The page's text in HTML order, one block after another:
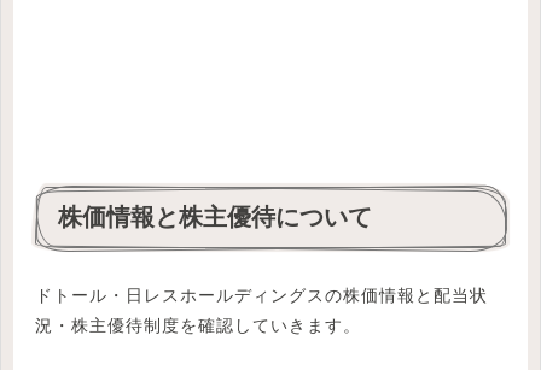
株価情報と株主優待について
ドトール・日レスホールディングスの株価情報と配当状
況・株主優待制度を確認していきます。